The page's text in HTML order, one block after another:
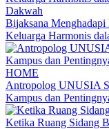
Dakwah
Bijaksana Menghadapi
Keluarga Harmonis
HOME
Antropolog UNUSIA
Kampus dan
Ketika Ruang Sidang